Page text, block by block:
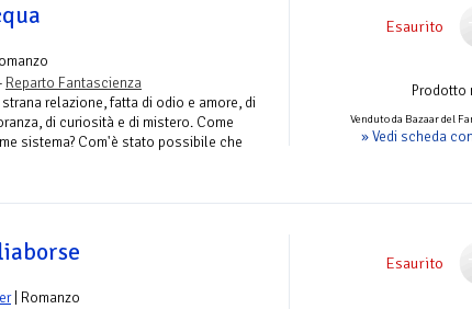
Esaurito
Prodotto
Venduto da Bazaar del
» Vedi scheda
Reparto Fantascienza
relazione, fatta di odio e amore, di
di curiosità e di mistero. Come
sistema? Com'è stato possibile che
Esaurito
| Romanzo